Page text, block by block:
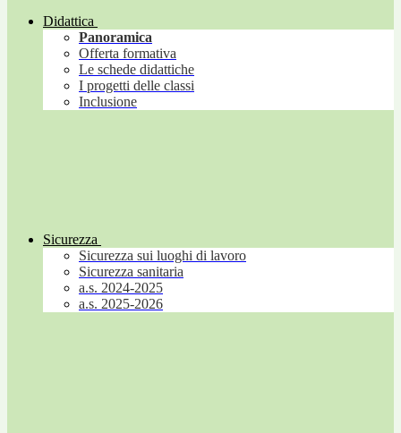
Didattica
Panoramica
Offerta formativa
Le schede didattiche
I progetti delle classi
Inclusione
Sicurezza
Sicurezza sui luoghi di lavoro
Sicurezza sanitaria
a.s. 2024-2025
a.s. 2025-2026